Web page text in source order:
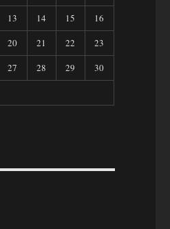
13 14 15
16
20 21 22
23
27 28 29
30